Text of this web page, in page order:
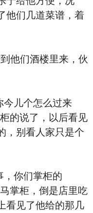
他们几道菜谱，着
们酒楼里来，伙
儿个怎么过来
的说了，以后看见
，别看人家只是个
你们掌柜的
掌柜，倒是店里吃
看见了他给的那几